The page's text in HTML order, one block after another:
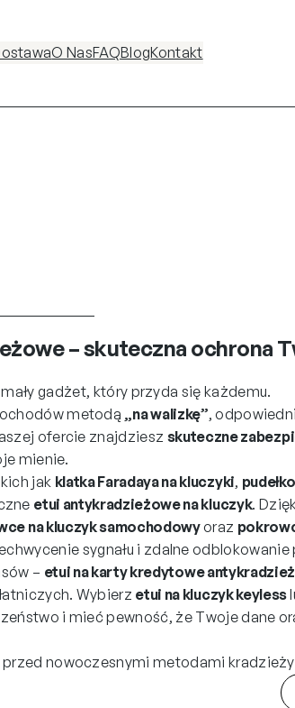
O NasFAQBlogKontakt
– skuteczna ochrona
gadżet, który przyda się każdemu.
metodą „na walizkę”,
ofercie znajdziesz skuteczne
mienie.
jak klatka Faradaya na kluczyki,
etui antykradzieżowe na kluczyk.
na kluczyk samochodowyoraz
sygnału i zdalne odblokowanie
– etui na karty kredytowe
Wybierz etui na kluczyk keyless
i mieć pewność, że Twoje dane
nowoczesnymi metodami